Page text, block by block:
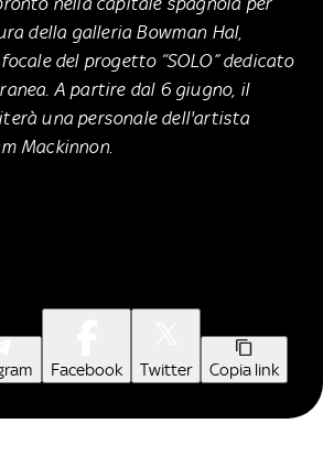
della galleria Bowman Hal,
del progetto “SOLO” dedicato
A partire dal 6 giugno, il
una personale dell'artista
Mackinnon.
Facebook Twitter Copia link